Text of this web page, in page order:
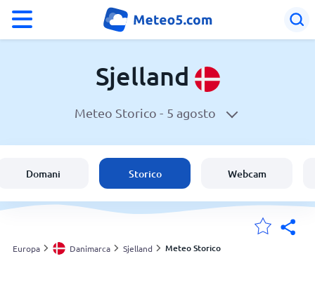
Meteo in Sjelland
Italia
Svizzera
Sjelland
Meteo Storico - 5 agosto
Domani Storico Webcam
Europa Danimarca Sjelland Meteo Storico